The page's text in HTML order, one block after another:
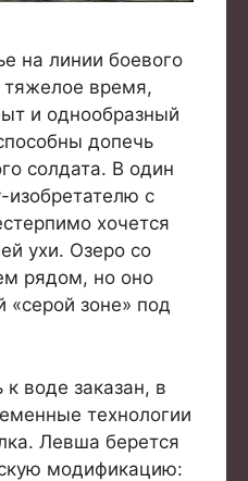
на линии боевого
время,
и однообразный
допечь
солдата. В один
изобретателю с
хочется
ухи. Озеро со
рядом, но оно
«серой зоне» под
к воде заказан, в
технологии
Левша берется
модификацию: